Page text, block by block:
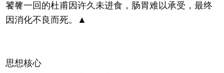
饕餮一回的杜甫因许久未进食，肠胃难以承受，最终
因消化不良而死。▲
思想核心